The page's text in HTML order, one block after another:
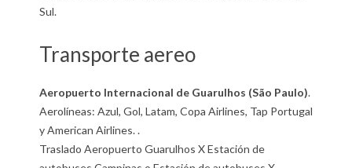
Sul.
Transporte aereo
Aeropuerto Internacional de Guarulhos (São Paulo).
Aerolíneas: Azul, Gol, Latam, Copa Airlines, Tap Portugal
y American Airlines. .
Traslado Aeropuerto Guarulhos X Estación de